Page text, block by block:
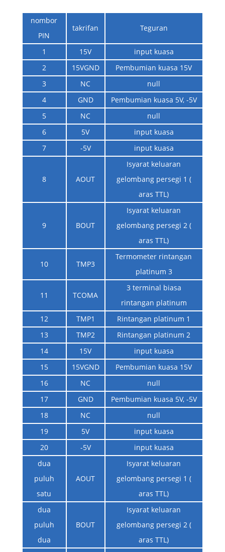
nombor
PIN
takrifan Teguran
1 15V
input kuasa
2
15VGND
Pembumian kuasa 15V
3
NC
null
4
GND
Pembumian kuasa 5V, -5V
5
NC
null
6
5V
input kuasa
7
-5V input kuasa
8 AOUT
Isyarat keluaran
gelombang persegi 1 (
aras TTL)
9 BOUT
Isyarat keluaran
gelombang persegi 2 (
aras TTL)
10 TMP3
Termometer rintangan
platinum 3
11 TCOMA
3 terminal biasa
rintangan platinum
12
TMP1
Rintangan platinum 1
13
TMP2
Rintangan platinum 2
14
15V
input kuasa
15
15VGND
Pembumian kuasa 15V
16
NC
null
17
GND
Pembumian kuasa 5V, -5V
18
NC
null
19
5V
input kuasa
20
-5V
input kuasa
dua
puluh
satu
AOUT
Isyarat keluaran
gelombang persegi 1 (
aras TTL)
dua
puluh
dua
BOUT
Isyarat keluaran
gelombang persegi 2 (
aras TTL)